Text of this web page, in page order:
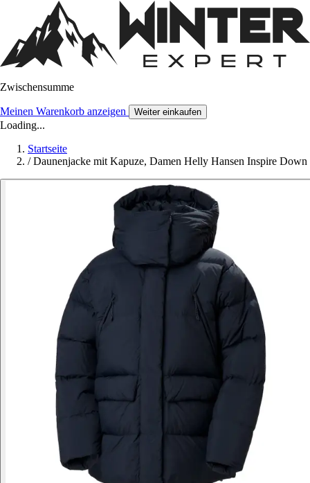
Zwischensumme
Meinen Warenkorb anzeigen Weiter einkaufen
Loading...
Startseite
/ Daunenjacke mit Kapuze, Damen Helly Hansen Inspire Down